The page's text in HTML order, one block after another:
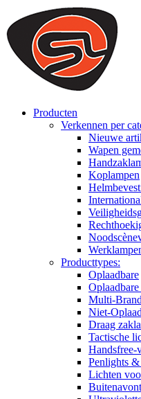
We use cookies to ensure
you a better experience. To
ACCEPT AND CLOSE
Producten
Verkennen per
Nieuwe
Wapen
Koplampen
Producttypes:
Oplaadbare
Multi-
Niet-
Draag
Tactische
Handsfree-
Penlights
Lichten